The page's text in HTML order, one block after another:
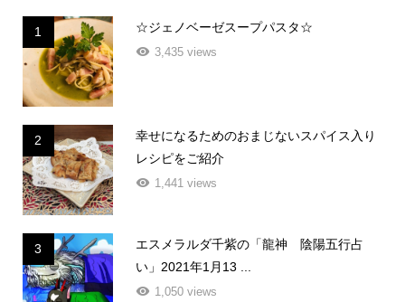
1 ☆ジェノベーゼスープパスタ☆
3,435 views
2
幸せになるためのおまじないスパイス入り
レシピをご紹介
1,441 views
3
エスメラルダ千紫の「龍神 陰陽五行占
い」2021年1月13 ...
1,050 views